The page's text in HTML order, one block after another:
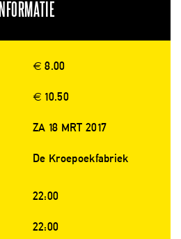
INFORMATIE
€ 8.00
€ 10.50
ZA 18 MRT 2017
De Kroepoekfabriek
22:00
22:00